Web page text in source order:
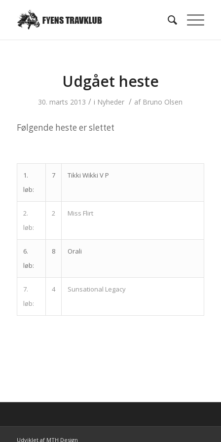
Udgået heste
30. marts 2013 / i Nyheder / af Bruno Olsen
Følgende heste er slettet
1.
løb:
7 Tikki Wikki V P
2.
løb:
2 Miss Flirt
6.
løb:
8 Orali
7.
løb:
4 Sunsational Legacy
Udviklet af MTH Design